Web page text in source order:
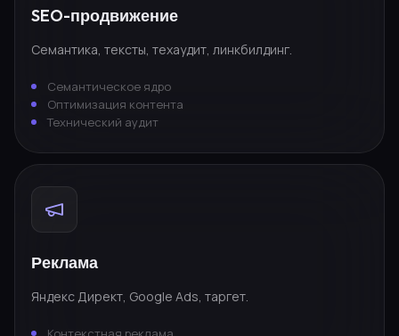
SEO-продвижение
Семантика, тексты, техаудит, линкбилдинг.
Семантическое ядро
Оптимизация контента
Технический аудит
Реклама
Яндекс Директ, Google Ads, таргет.